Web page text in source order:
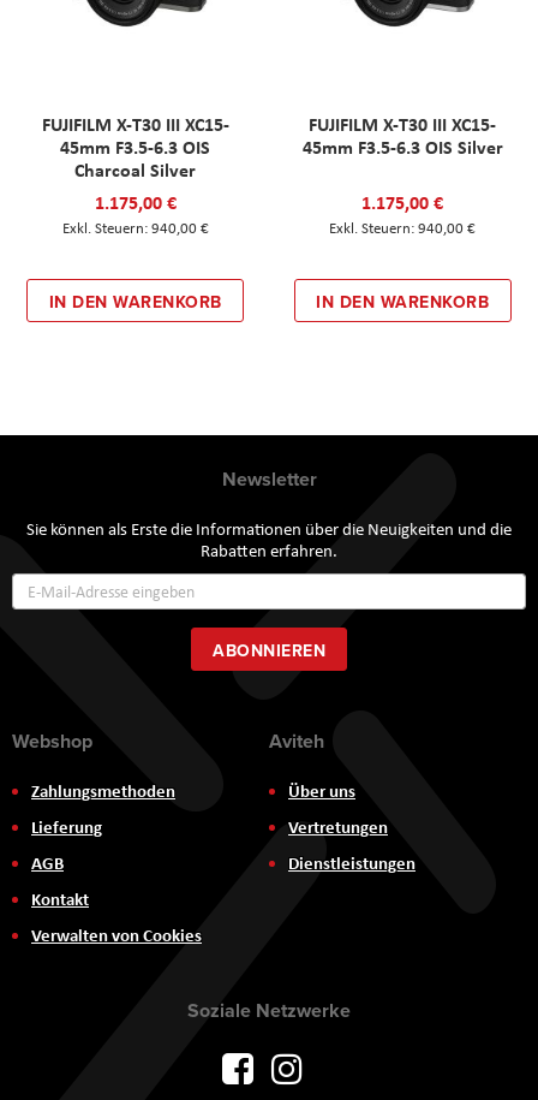
FUJIFILM X-T30 III XC15-
45mm F3.5-6.3 OIS
Charcoal Silver
1.175,00 €
940,00 €
IN DEN WARENKORB
FUJIFILM X-T30 III XC15-
45mm F3.5-6.3 OIS Silver
1.175,00 €
940,00 €
IN DEN WARENKORB
Newsletter
Sie können als Erste die Informationen über die Neuigkeiten und die
Rabatten erfahren.
zum
Newsletter:
ABONNIEREN
Webshop
Zahlungsmethoden
Lieferung
AGB
Kontakt
Verwalten von Cookies
Aviteh
Über uns
Vertretungen
Dienstleistungen
Soziale Netzwerke